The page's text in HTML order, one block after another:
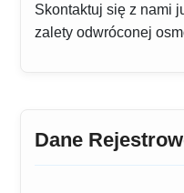
Skontaktuj się z nami
zalety odwróconej
Dane